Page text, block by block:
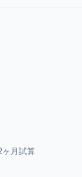
月試算